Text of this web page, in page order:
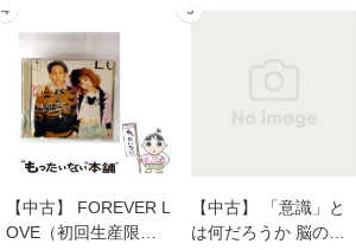
4
【中古】 FOREVER L
OVE（初回生産限定
5
【中古】 「意識」と
は何だろうか 脳の来